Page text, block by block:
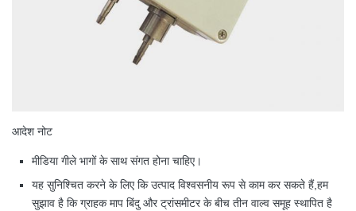
आदेश नोट
मीडिया गीले भागों के साथ संगत होना चाहिए।
यह सुनिश्चित करने के लिए कि उत्पाद विश्वसनीय रूप से काम कर सकते हैं,हम
सुझाव है कि ग्राहक माप बिंदु और ट्रांसमीटर के बीच तीन वाल्व समूह स्थापित है